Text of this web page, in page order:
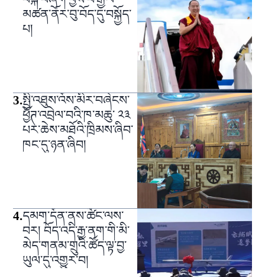
མཚན་ནོར་བུ་བོད་དུ་བསྐྱོད་
པ།
3.སྤྱི་འཐུས་འོས་མིར་བཞེངས་
ཕྱོཊ་འབྲེལ་བའི་ཁ་མཆུ་ ༢༣
པར་ཆེས་མཐོའི་ཁྲིམས་ཞིབ་
ཁང་དུ་ཉན་ཞིབ།
4.དམག་དོན་ནས་ཚོང་ལས་
བར། བོད་འདི་རྒྱ་ནག་གི་མི་
མེད་གནམ་གྲུའི་ཚོད་ལྟ་བྱ་
ཡུལ་དུ་འགྱུར་བ།